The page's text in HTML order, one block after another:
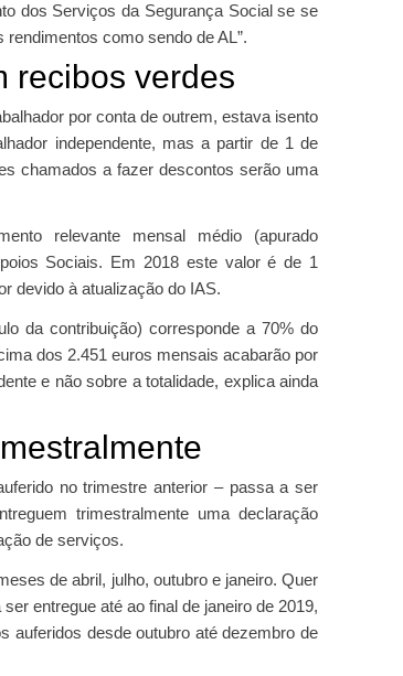
dos Serviços da Segurança Social se se
como sendo de AL”.
recibos verdes
por conta de outrem, estava isento
independente, mas a partir de 1 de
chamados a fazer descontos serão uma
relevante mensal médio (apurado
Sociais. Em 2018 este valor é de 1
devido à atualização do IAS.
da contribuição) corresponde a 70% do
dos 2.451 euros mensais acabarão por
e não sobre a totalidade, explica ainda
no trimestre anterior – passa a ser
trimestralmente uma declaração
de serviços.
de abril, julho, outubro e janeiro. Quer
entregue até ao final de janeiro de 2019,
auferidos desde outubro até dezembro de